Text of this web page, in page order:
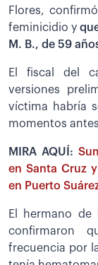
Flores,
feminicidio y
M. B., de 59
El fiscal del
versiones
víctima habría
momentos
MIRA AQUÍ:
en Santa Cruz
en Puerto
El hermano
confirmaron
frecuencia por